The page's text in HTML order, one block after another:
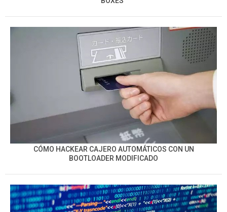
CÓMO HACKEAR CAJERO AUTOMÁTICOS CON UN
BOOTLOADER MODIFICADO